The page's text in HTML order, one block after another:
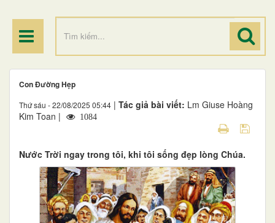
Con Đường Hẹp
Thứ sáu - 22/08/2025 05:44 | Tác giả bài viết: Lm Giuse Hoàng
Kim Toan |
1084
Nước Trời ngay trong tôi, khi tôi sống đẹp lòng Chúa.